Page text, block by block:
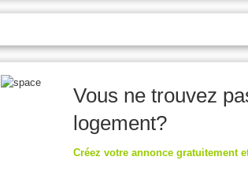
Vous ne trouvez
logement?
Créez votre annonce gratuitement